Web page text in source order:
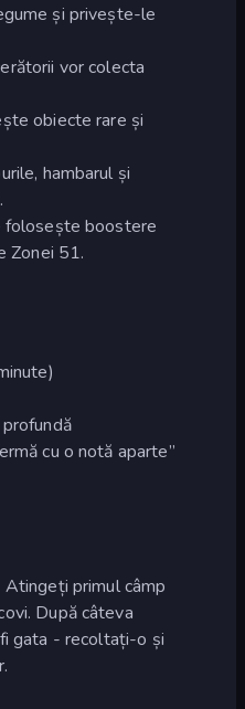
și privește-le
vor colecta
obiecte rare și
hambarul și
boostere
Zonei 51.
cu o notă aparte”
Atingeți primul câmp
După câteva
gata - recoltați-o și